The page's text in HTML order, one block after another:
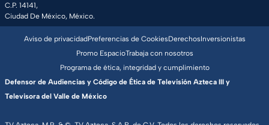
C.P. 14141,
Ciudad De México, México.
Aviso de privacidadPreferencias de CookiesDerechosInversionistas
Promo EspacioTrabaja con nosotros
Programa de ética, integridad y cumplimiento
Defensor de Audiencias y Código de Ética de Televisión Azteca III y
Televisora del Valle de México